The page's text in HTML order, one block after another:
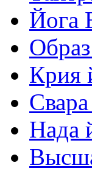
Йога
Крия
Нада